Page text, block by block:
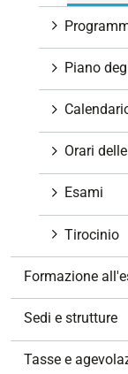
Piano
Orari
Esami
Tirocinio
Formazione
Sedi e strutture
Tasse e